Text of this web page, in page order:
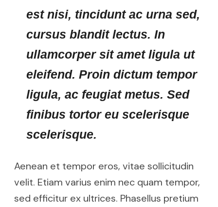
est nisi, tincidunt ac urna sed,
cursus blandit lectus. In
ullamcorper sit amet ligula ut
eleifend. Proin dictum tempor
ligula, ac feugiat metus. Sed
finibus tortor eu scelerisque
scelerisque.
Aenean et tempor eros, vitae sollicitudin
velit. Etiam varius enim nec quam tempor,
sed efficitur ex ultrices. Phasellus pretium